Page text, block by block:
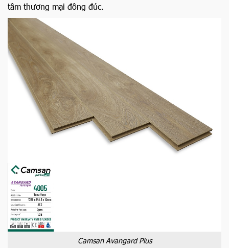
tâm thương mại đông đúc.
Camsan Avangard Plus